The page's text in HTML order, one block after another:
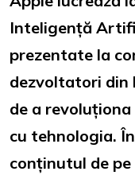
Inteligență
prezentate la
dezvoltatori din
de a
cu tehnologia.
conținutul de